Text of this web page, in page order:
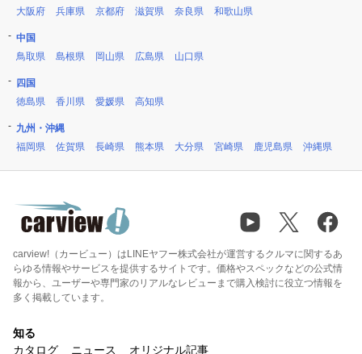
大阪府
兵庫県 京都府 滋賀県 奈良県 和歌山県
中国
鳥取県
島根県 岡山県 広島県 山口県
四国
徳島県
香川県 愛媛県 高知県
九州・沖縄
福岡県
佐賀県 長崎県 熊本県 大分県 宮崎県 鹿児島県 沖縄県
carview!（カービュー）はLINEヤフー株式会社が運営するクルマに関するあ
らゆる情報やサービスを提供するサイトです。価格やスペックなどの公式情
報から、ユーザーや専門家のリアルなレビューまで購入検討に役立つ情報を
多く掲載しています。
知る
カタログ
ニュース オリジナル記事